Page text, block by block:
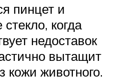
пинцет и
когда
недоставок
вытащит
кожи животного.